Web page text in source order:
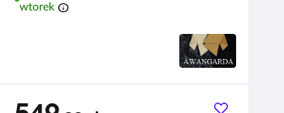
wtorek info